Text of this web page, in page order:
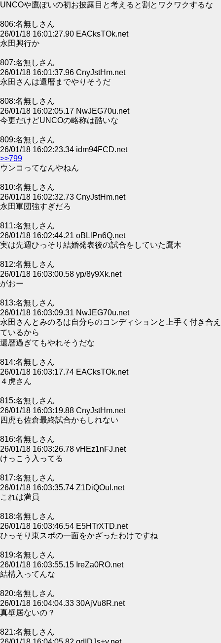
UNCOや鷹ぽいの初お披露目と考えると割とワクワクするな
806:名無しさん
26/01/18 16:01:27.90 EACksTOk.net
永田興行か
807:名無しさん
26/01/18 16:01:37.96 CnyJstHm.net
永田さんは還暦までやりそうだ
808:名無しさん
26/01/18 16:02:05.17 NwJEG70u.net
今更だけどUNCOの略称は酷いな
809:名無しさん
26/01/18 16:02:23.34 idm94FCD.net
>>799
ウンコってなんやねん
810:名無しさん
26/01/18 16:02:32.73 CnyJstHm.net
永田軍団強すぎだろ
811:名無しさん
26/01/18 16:02:44.21 oBLlPn6Q.net
実は先週ひっそり結婚発表後の試合をしていた鷹木
812:名無しさん
26/01/18 16:03:00.58 yp/8y9Xk.net
がおー
813:名無しさん
26/01/18 16:03:09.31 NwJEG70u.net
永田さんとみのるは自分らのコンディションと上手く付き合え
ているから
還暦過ぎてもやれそうだな
814:名無しさん
26/01/18 16:03:17.74 EACksTOk.net
４虎さん
815:名無しさん
26/01/18 16:03:19.88 CnyJstHm.net
四虎も佐倉最終試合かもしれない
816:名無しさん
26/01/18 16:03:26.78 vHEz1nFJ.net
けっこう入ってる
817:名無しさん
26/01/18 16:03:35.74 Z1DiQOul.net
これは満員
818:名無しさん
26/01/18 16:03:46.54 E5HTrXTD.net
ひっそり東スポの一面をかざったわけですね
819:名無しさん
26/01/18 16:03:55.15 IreZa0RO.net
結構入ってんな
820:名無しさん
26/01/18 16:04:04.33 30AjVu8R.net
真壁居ないの？
821:名無しさん